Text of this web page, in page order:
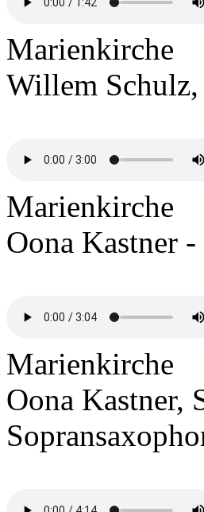
Marienkirche
Willem
Marienkirche
Oona Kastner
Marienkirche
Oona Kastner,